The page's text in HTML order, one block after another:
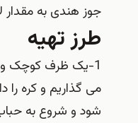
جوز هندی به مقدار
طرز تهیه
1-یک ظرف کوچک و
می گذاریم و کره را
شود و شروع به حباب